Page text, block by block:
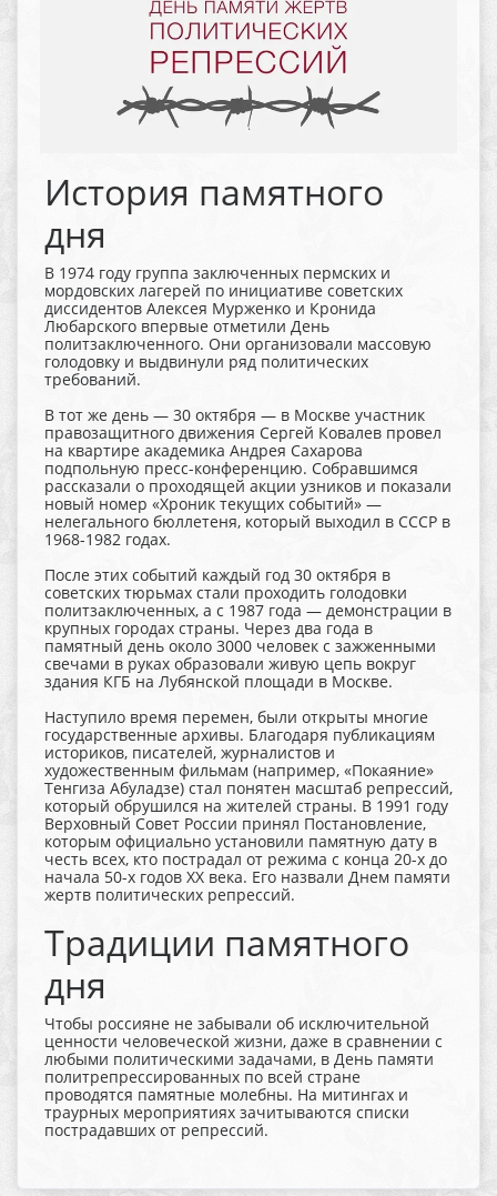
История памятного
дня
В 1974 году группа заключенных пермских и
мордовских лагерей по инициативе советских
диссидентов Алексея Мурженко и Кронида
Любарского впервые отметили День
политзаключенного. Они организовали массовую
голодовку и выдвинули ряд политических
требований.
В тот же день — 30 октября — в Москве участник
правозащитного движения Сергей Ковалев провел
на квартире академика Андрея Сахарова
подпольную пресс-конференцию. Собравшимся
рассказали о проходящей акции узников и показали
новый номер «Хроник текущих событий» —
нелегального бюллетеня, который выходил в СССР в
1968-1982 годах.
После этих событий каждый год 30 октября в
советских тюрьмах стали проходить голодовки
политзаключенных, а с 1987 года — демонстрации в
крупных городах страны. Через два года в
памятный день около 3000 человек с зажженными
свечами в руках образовали живую цепь вокруг
здания КГБ на Лубянской площади в Москве.
Наступило время перемен, были открыты многие
государственные архивы. Благодаря публикациям
историков, писателей, журналистов и
художественным фильмам (например, «Покаяние»
Тенгиза Абуладзе) стал понятен масштаб репрессий,
который обрушился на жителей страны. В 1991 году
Верховный Совет России принял Постановление,
которым официально установили памятную дату в
честь всех, кто пострадал от режима с конца 20-х до
начала 50-х годов XX века. Его назвали Днем памяти
жертв политических репрессий.
Традиции памятного
дня
Чтобы россияне не забывали об исключительной
ценности человеческой жизни, даже в сравнении с
любыми политическими задачами, в День памяти
политрепрессированных по всей стране
проводятся памятные молебны. На митингах и
траурных мероприятиях зачитываются списки
пострадавших от репрессий.